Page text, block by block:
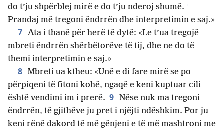
do t’ju shpërblej mirë e do t’ju nderoj shumë. +
Prandaj më tregoni ëndrrën dhe interpretimin e saj.»
7 Ata i thanë për herë të dytë: «Le t’ua tregojë
mbreti ëndrrën shërbëtorëve të tij, dhe ne do të
themi interpretimin e saj.»
8 Mbreti ua ktheu: «Unë e di fare mirë se po
përpiqeni të fitoni kohë, ngaqë e keni kuptuar cili
është vendimi im i prerë. 9 Nëse nuk ma tregoni
ëndrrën, të gjithëve ju pret i njëjti ndëshkim. Por ju
keni rënë dakord të më gënjeni e të më mashtroni me